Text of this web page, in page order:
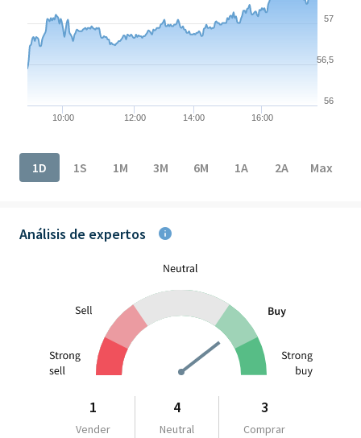
The chart has 1 Y axis displaying values. Data ranges from
10:00 12:00 14:00 16:00
56
56,5
57
1D
1S 1M 3M 6M 1A 2A Max
Análisis de expertos
1
Vender
4
Neutral
3
Comprar